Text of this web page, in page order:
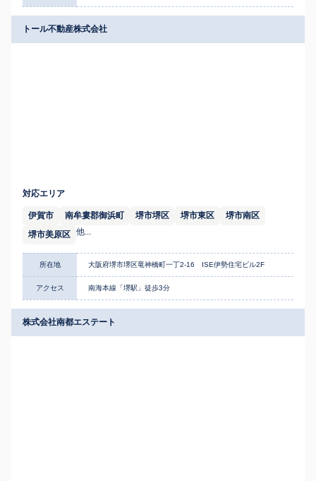
トール不動産株式会社
対応エリア
伊賀市 南牟婁郡御浜町 堺市堺区 堺市東区
堺市南区
堺市美原区 他...
所在地 大阪府堺市堺区竜神橋町一丁2-16 ISE伊勢住宅ビル2F
アクセス 南海本線「堺駅」徒歩3分
株式会社南都エステート